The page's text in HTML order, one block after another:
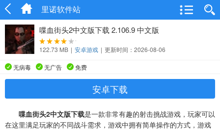
里诺软件站
喋血街头2中文版下载 2.106.9 中文版
122.73 MB | 安卓游戏 | 更新时间：2026-08-06
无病毒 无广告 免费
安卓下载
喋血街头2中文版下载是一款非常有趣的射击挑战游戏，玩家可以
在这里满足玩家的不同战斗需求，游戏中拥有简单操作的方式，游戏